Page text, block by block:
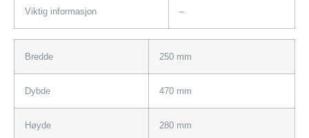
Viktig informasjon –
Bredde 250 mm
Dybde 470 mm
Høyde 280 mm